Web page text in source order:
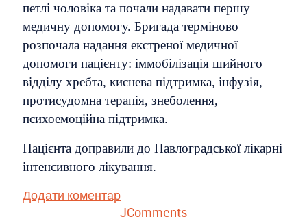
петлі чоловіка та почали надавати першу
медичну допомогу. Бригада терміново
розпочала надання екстреної медичної
допомоги пацієнту: іммобілізація шийного
відділу хребта, киснева підтримка, інфузія,
протисудомна терапія, знеболення,
психоемоційна підтримка.
Пацієнта доправили до Павлоградської лікарні
інтенсивного лікування.
Додати коментар
JComments